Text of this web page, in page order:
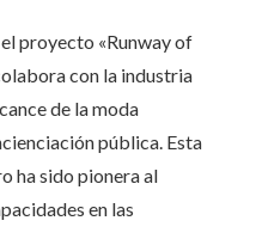
proyecto «Runway of
con la industria
de la moda
pública. Esta
ha sido pionera al
en las